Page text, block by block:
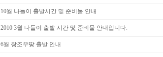
10월 나들이 출발시간 및 준비물 안내
2010 3월 나들이 출발 시간 및 준비물 안내입니다.
6월 창조우땅 출발 안내